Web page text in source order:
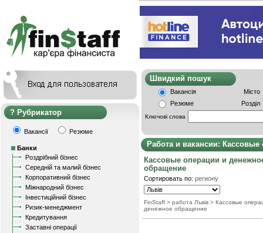
Рубрикатор
Вакансії Резюме
Банки
Роздрібний бізнес
Середній та малий бізнес
Корпоративний бізнес
Міжнародний бізнес
Інвестиційний бізнес
Ризик-менеджмент
Кредитування
Заставні операції
Швидкий
Вакансія
Місто
Резюме
Розділ
Ключові слова
Работа и вакансии:
Кассовые операции и
обращение
Сортировать по: региону
FinStaff > работа Львів > Кассовые
денежное обращение